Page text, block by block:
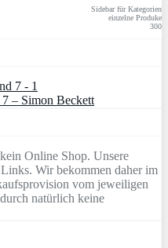
Sidebar für Kategorien
einzelne Produke
300
– Simon Beckett
Online Shop. Unsere
Wir bekommen daher im
vom jeweiligen
natürlich keine